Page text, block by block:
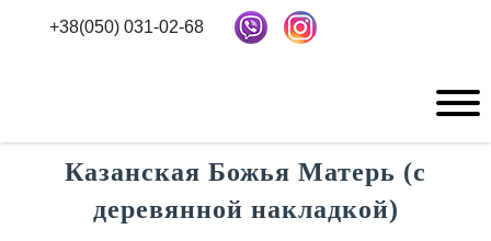
+38(050) 031-02-68
Казанская Божья Матерь (с
деревянной накладкой)